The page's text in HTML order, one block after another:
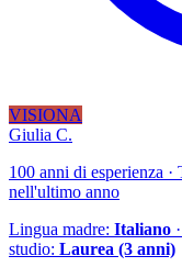
VISIONA
Giulia C.
100 anni di esperienza
nell'ultimo anno
Lingua madre: Italiano
studio: Laurea (3 anni)